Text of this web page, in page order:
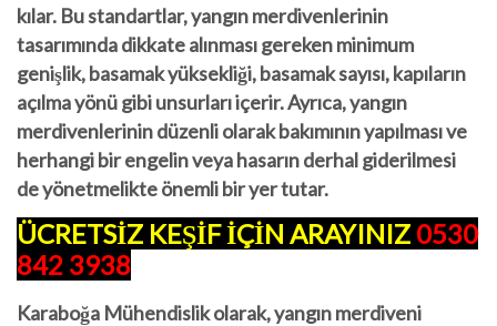
kılar. Bu standartlar, yangın merdivenlerinin
tasarımında dikkate alınması gereken minimum
genişlik, basamak yüksekliği, basamak sayısı, kapıların
açılma yönü gibi unsurları içerir. Ayrıca, yangın
merdivenlerinin düzenli olarak bakımının yapılması ve
herhangi bir engelin veya hasarın derhal giderilmesi
de yönetmelikte önemli bir yer tutar.
ÜCRETSİZ KEŞİF İÇİN ARAYINIZ 0530
842 3938
Karaboğa Mühendislik olarak, yangın merdiveni